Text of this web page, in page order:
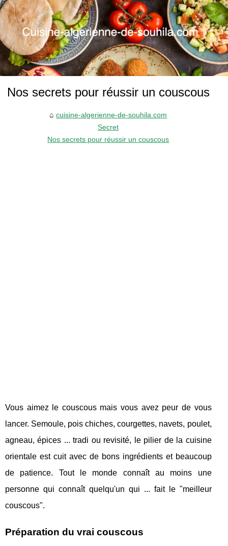
Nos secrets pour réussir un couscous
cuisine-algerienne-de-souhila.com
Secret
Nos secrets pour réussir un couscous
Vous aimez le couscous mais vous avez peur de vous
lancer. Semoule, pois chiches, courgettes, navets, poulet,
agneau, épices ... tradi ou revisité, le pilier de la cuisine
orientale est cuit avec de bons ingrédients et beaucoup
de patience. Tout le monde connaît au moins une
personne qui connaît quelqu'un qui ... fait le "meilleur
couscous".
Préparation du vrai couscous